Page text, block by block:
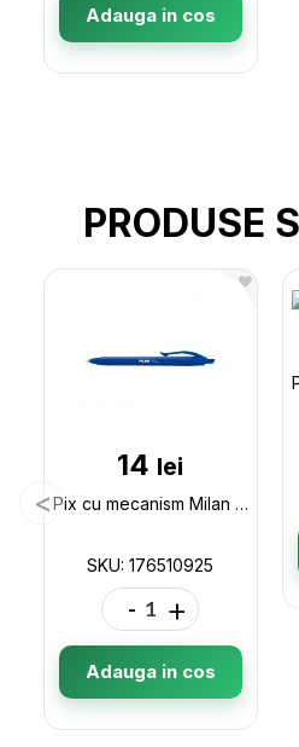
Adauga in cos
PRODUSE
14 lei
Pix cu mecanism Milan P1 albastru 176510925
SKU: 176510925
- +
Adauga in cos